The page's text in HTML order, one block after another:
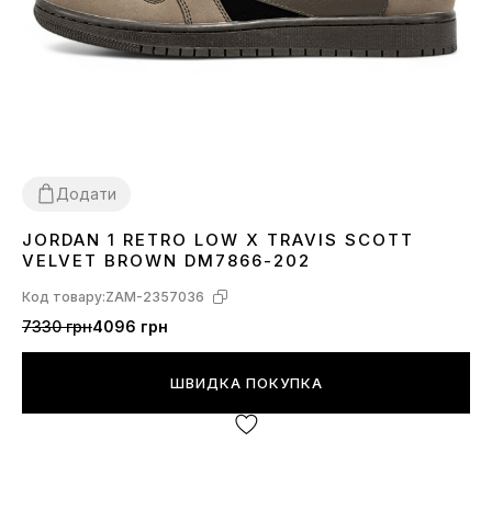
Додати
40414245
JORDAN 1 RETRO LOW X TRAVIS SCOTT
VELVET BROWN DM7866-202
Код товару:ZAM-2357036
7330 грн4096 грн
ШВИДКА ПОКУПКА